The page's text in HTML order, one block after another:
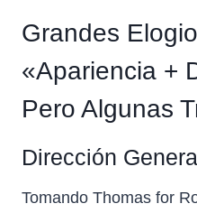
Grandes
«Apariencia +
Pero Algunas
Dirección
Tomando Thomas for